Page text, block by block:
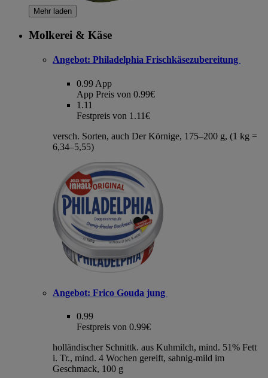
Mehr laden
Molkerei & Käse
Angebot: Philadelphia Frischkäsezubereitung
0.99 App
App Preis von 0.99€
1.11
Festpreis von 1.11€
versch. Sorten, auch Der Körnige, 175–200 g, (1 kg =
6,34–5,55)
Angebot: Frico Gouda jung
0.99
Festpreis von 0.99€
holländischer Schnittk. aus Kuhmilch, mind. 51% Fett
i. Tr., mind. 4 Wochen gereift, sahnig-mild im
Geschmack, 100 g